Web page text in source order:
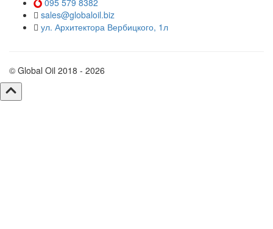
sales@globaloil.biz
ул. Архитектора Вербицкого, 1л
© Global Oil 2018 - 2026